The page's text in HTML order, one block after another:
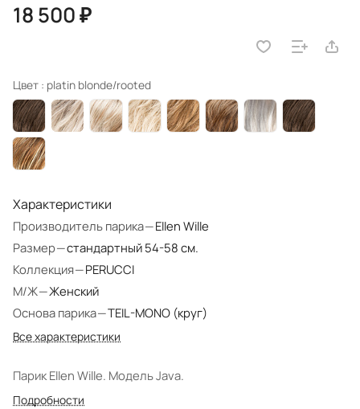
18 500 ₽
Цвет : platin blonde/rooted
Характеристики
Производитель парика—Ellen Wille
Размер—стандартный 54-58 см.
Коллекция—PERUCCI
М/Ж—Женский
Основа парика—TEIL-MONO (круг)
Все характеристики
Парик Ellen Wille. Модель Java.
Подробности